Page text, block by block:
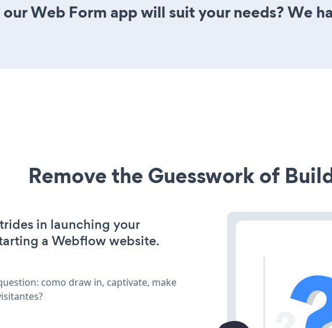
Web Form app will suit your needs? We
Remove the Guesswork of
in launching your
a Webflow website.
como draw in, captivate, make